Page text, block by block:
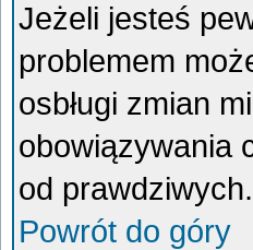
Jeżeli jesteś
problemem
osbługi zmian
obowiązywania
od prawdziwych.
Powrót do góry